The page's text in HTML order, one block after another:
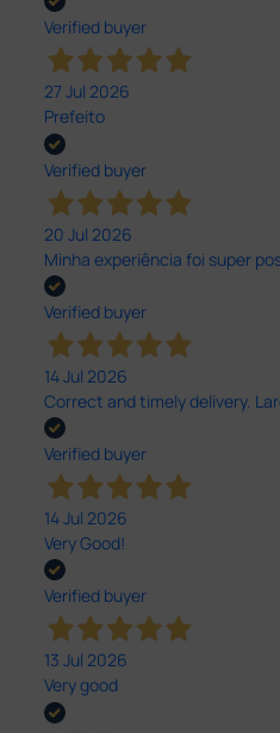
Verified buyer
27 Jul 2026
Prefeito
Verified buyer
20 Jul 2026
Minha experiência foi super
Verified buyer
14 Jul 2026
Correct and timely delivery.
Verified buyer
14 Jul 2026
Very Good!
Verified buyer
13 Jul 2026
Very good